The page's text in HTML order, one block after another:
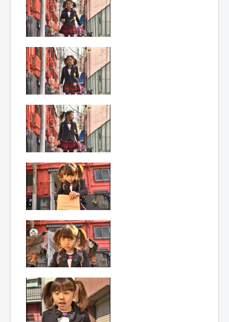
Dengeki!! Raidenmaru (電撃!! ラ
イデンマル) = Électrochoc!!
Raidenmaru
Année :2015
Toku-actrice(s) : Kasumi Tsuji
Nombre d'image(s) : 300